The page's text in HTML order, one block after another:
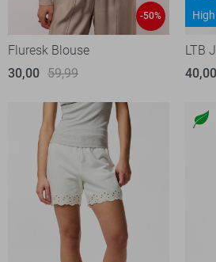
-50%
Fluresk Blouse
30,00 59,99
LTB
40,00